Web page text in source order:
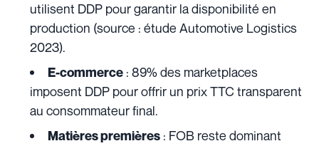
utilisent DDP pour garantir la disponibilité en
production (source : étude Automotive Logistics
2023).
E-commerce : 89% des marketplaces
imposent DDP pour offrir un prix TTC transparent
au consommateur final.
Matières premières : FOB reste dominant